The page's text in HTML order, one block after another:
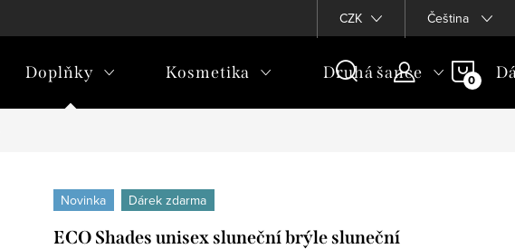
CZK Čeština
Doplňky Kosmetika Druhá šance
Novinka Dárek zdarma
ECO Shades unisex sluneční brýle sluneční